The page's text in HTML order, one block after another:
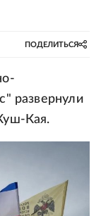
ПОДЕЛИТЬСЯ
развернули
Кая.